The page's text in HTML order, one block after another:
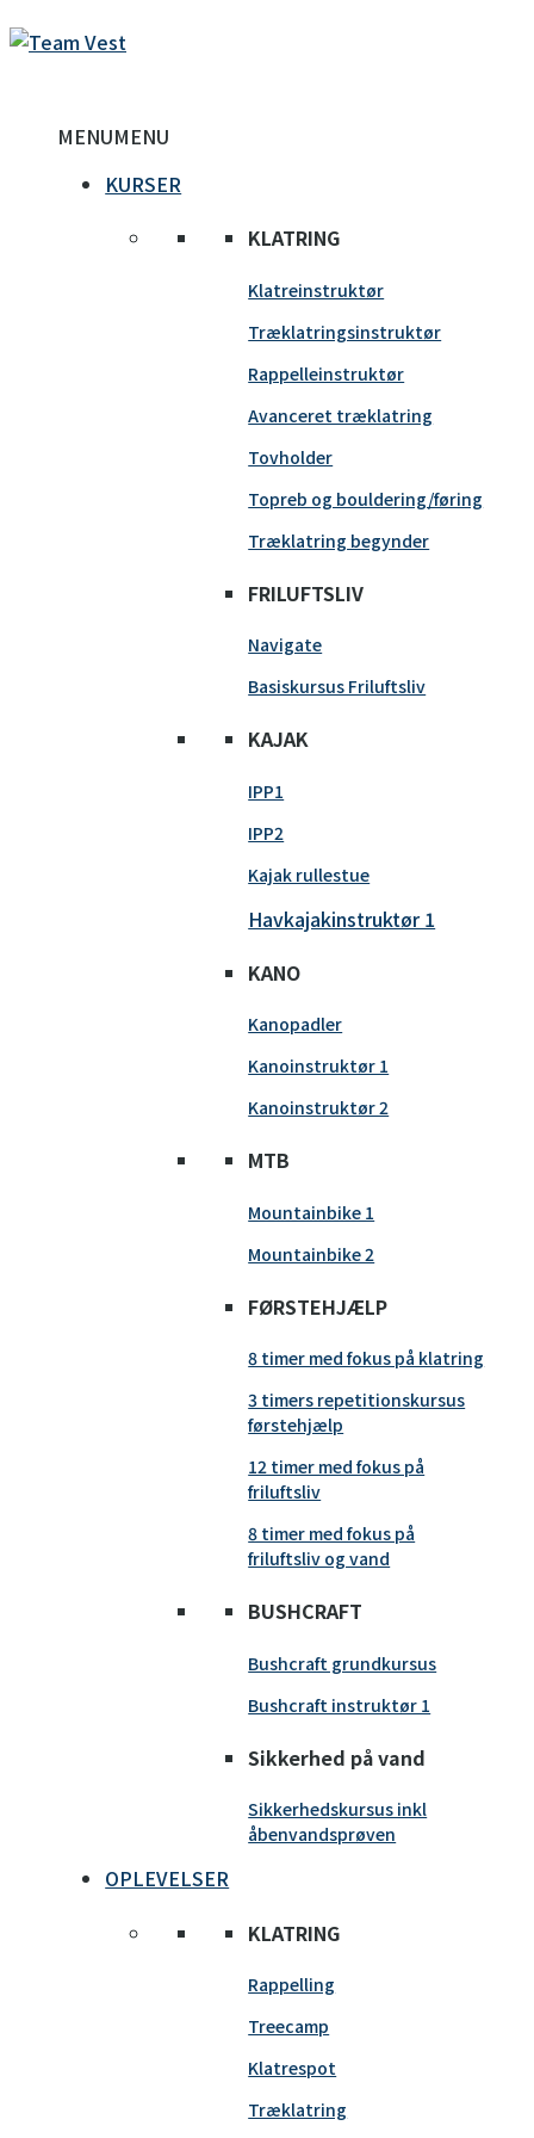
MENUMENU
KURSER
KLATRING
Klatreinstruktør
Træklatringsinstruktør
Rappelleinstruktør
Avanceret træklatring
Tovholder
Topreb og bouldering/føring
Træklatring begynder
FRILUFTSLIV
Navigate
Basiskursus Friluftsliv
KAJAK
IPP1
IPP2
Kajak rullestue
Havkajakinstruktør 1
KANO
Kanopadler
Kanoinstruktør 1
Kanoinstruktør 2
MTB
Mountainbike 1
Mountainbike 2
FØRSTEHJÆLP
8 timer med fokus på klatring
3 timers repetitionskursus
førstehjælp
12 timer med fokus på
friluftsliv
8 timer med fokus på
friluftsliv og vand
BUSHCRAFT
Bushcraft grundkursus
Bushcraft instruktør 1
Sikkerhed på vand
Sikkerhedskursus inkl
åbenvandsprøven
OPLEVELSER
KLATRING
Rappelling
Treecamp
Klatrespot
Træklatring